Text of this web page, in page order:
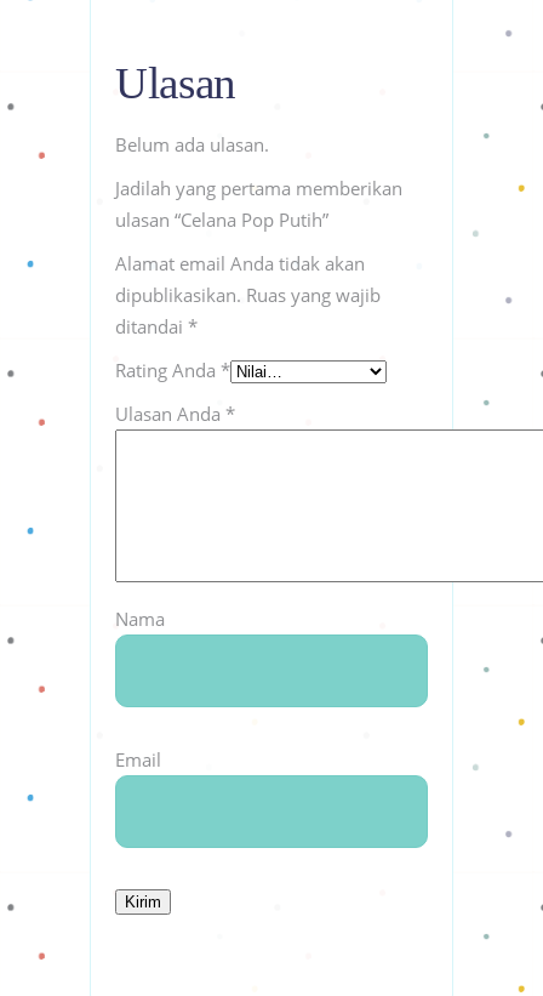
Ulasan
Belum ada ulasan.
Jadilah yang pertama memberikan
ulasan “Celana Pop Putih”
Alamat email Anda tidak akan
dipublikasikan. Ruas yang wajib
ditandai *
Rating Anda *
Ulasan Anda *
Nama
Email